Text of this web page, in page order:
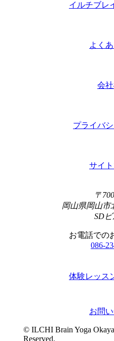
イルチブレ
よく
会
プライバ
サイ
〒
岡山県岡山市
SD
お電話での
086-
体験レッス
お問
© ILCHI Brain Yoga
Reserved.